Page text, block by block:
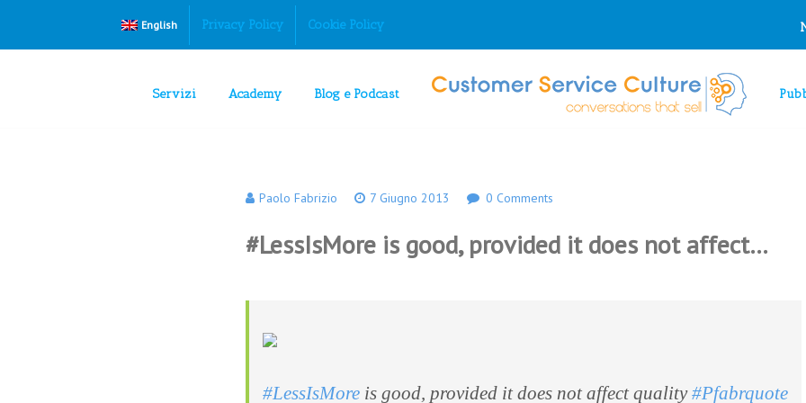
English Privacy Policy Cookie Policy
Servizi Academy Blog e Podcast
Paolo Fabrizio 7 Giugno 2013 0 Comments
#LessIsMore is good, provided it does not affect…
#LessIsMore is good, provided it does not affect quality#Pfabrquote